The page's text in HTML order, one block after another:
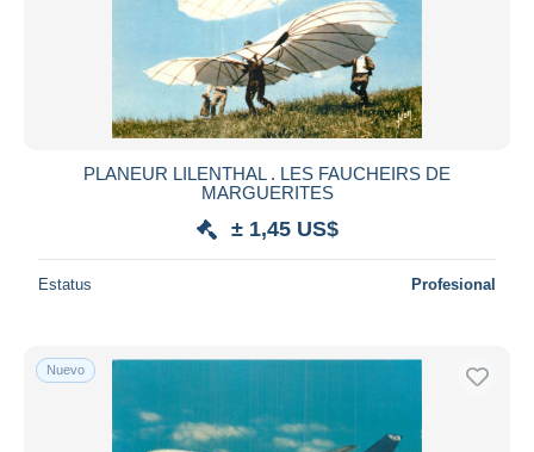
PLANEUR LILENTHAL . LES FAUCHEIRS DE
MARGUERITES
± 1,45 US$
Estatus Profesional
Nuevo